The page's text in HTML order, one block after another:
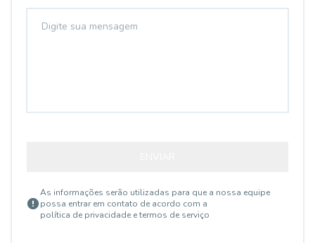
As informações serão utilizadas para que a nossa equipe
possa entrar em contato de acordo com a
política de privacidade e termos de serviço